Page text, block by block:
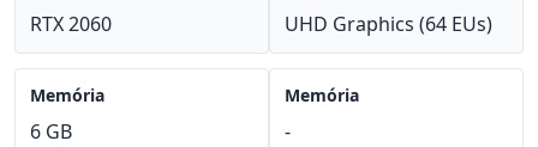
RTX 2060
Memória
6 GB
UHD Graphics (64 EUs)
Memória
-